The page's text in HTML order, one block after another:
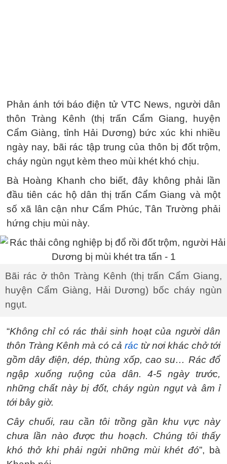
Phản ánh tới báo điện tử VTC News, người dân
thôn Tràng Kênh (thị trấn Cẩm Giang, huyện
Cẩm Giàng, tỉnh Hải Dương) bức xúc khi nhiều
ngày nay, bãi rác tập trung của thôn bị đốt trộm,
cháy ngùn ngụt kèm theo mùi khét khó chịu.
Bà Hoàng Khanh cho biết, đây không phải lần
đầu tiên các hộ dân thị trấn Cẩm Giang và một
số xã lân cận như Cẩm Phúc, Tân Trường phải
hứng chịu mùi này.
Bãi rác ở thôn Tràng Kênh (thị trấn Cẩm Giang,
huyện Cẩm Giàng, Hải Dương) bốc cháy ngùn
ngụt.
“Không chỉ có rác thải sinh hoạt của người dân
thôn Tràng Kênh mà có cả rác từ nơi khác chở tới
gồm dây điện, dép, thùng xốp, cao su… Rác đổ
ngập xuống ruộng của dân. 4-5 ngày trước,
những chất này bị đốt, cháy ngùn ngụt và âm ỉ
tới bây giờ.
Cây chuối, rau cần tôi trồng gần khu vực này
chưa lần nào được thu hoạch. Chúng tôi thấy
khó thở khi phải ngửi những mùi khét đó”, bà